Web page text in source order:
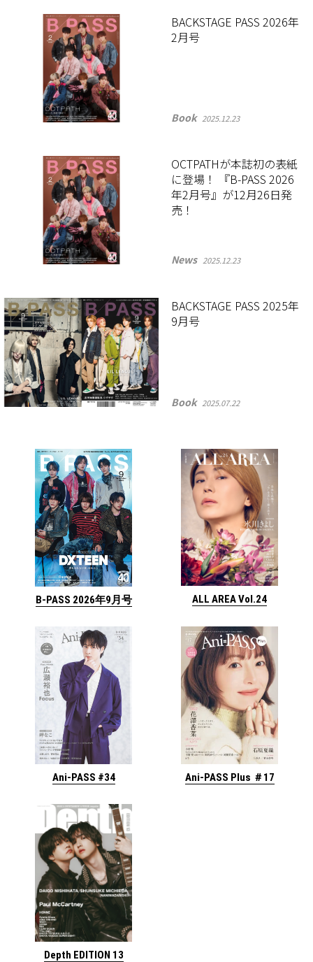
BACKSTAGE PASS 2026年
2月号
Book 2025.12.23
OCTPATHが本誌初の表紙
に登場！ 『B-PASS 2026
年2月号』が12月26日発
売！
News 2025.12.23
BACKSTAGE PASS 2025年
9月号
Book 2025.07.22
B-PASS 2026年9月号 ALL AREA Vol.24
Ani-PASS #34 Ani-PASS Plus ＃17
Depth EDITION 13